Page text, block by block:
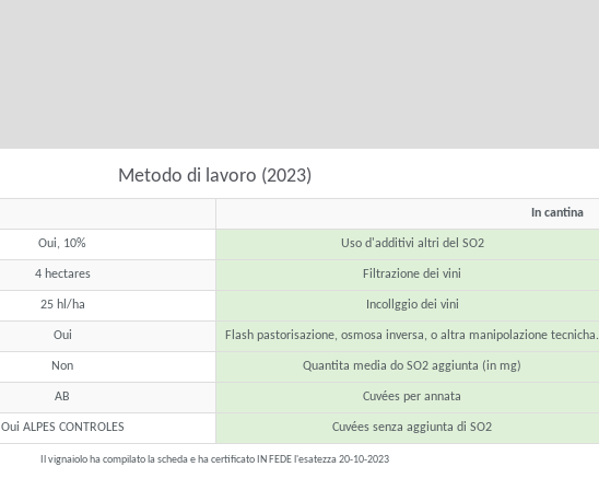
Metodo di lavoro (2023)
In cantina
Oui, 10% Uso d'additivi altri del SO2
4 hectares Filtrazione dei vini
25 hl/ha Incollggio dei vini
Oui Flash pastorisazione, osmosa inversa, o altra manipolazione tecnicha.
Non Quantita media do SO2 aggiunta (in mg)
AB Cuvées per annata
Oui ALPES CONTROLES Cuvées senza aggiunta di SO2
Il vignaiolo ha compilato la scheda e ha certificato IN FEDE l'esatezza 20-10-2023